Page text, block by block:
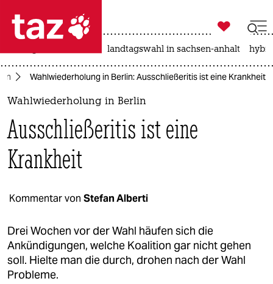
 taz zahl ich
taz zahl ich
politik
öko
gesellschaft
sport
berlin

taz zahl ich
landtagswahl in sachsen-anhalt
Wahlwiederholung in Berlin: Ausschließeritis ist eine Krankheit
Wahlwiederholung in Berlin
Ausschließeritis ist eine
Krankheit
Kommentar von Stefan Alberti
Drei Wochen vor der Wahl häufen sich die
Ankündigungen, welche Koalition gar nicht gehen
soll. Hielte man die durch, drohen nach der Wahl
Probleme.